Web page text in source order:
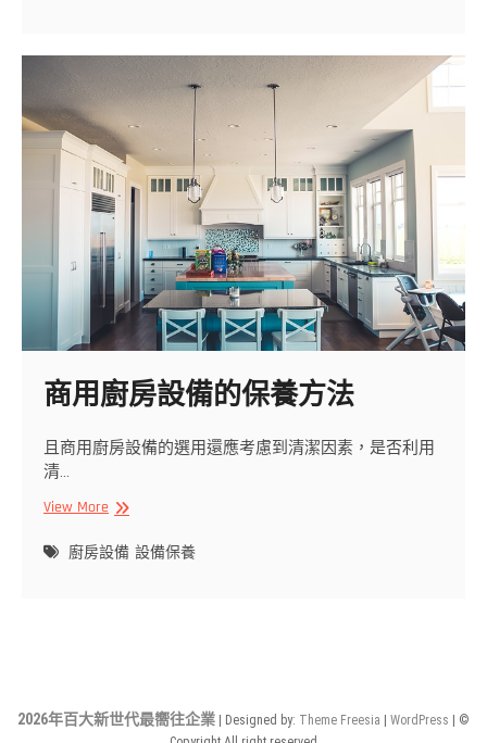
作
程
動
線
分
析
建
議
商用廚房設備的保養方法
且商用廚房設備的選用還應考慮到清潔因素，是否利用
清…
View More商
廚
方
廚房設備 設備保養
2026年百大新世代最嚮往企業 | Designed by: Theme Freesia |WordPress | ©